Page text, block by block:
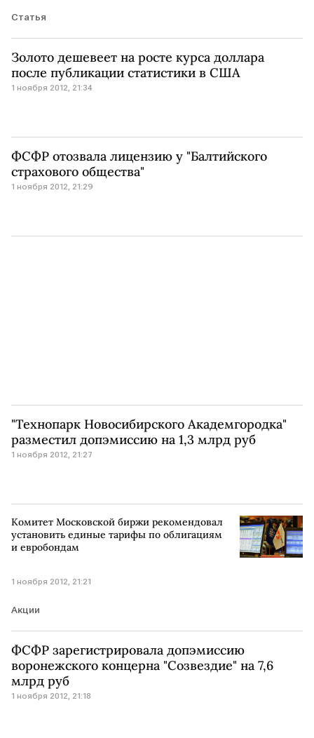
Статья
Золото дешевеет на росте курса доллара
после публикации статистики в США
1 ноября 2012, 21:34
ФСФР отозвала лицензию у "Балтийского
страхового общества"
1 ноября 2012, 21:29
"Технопарк Новосибирского Академгородка"
разместил допэмиссию на 1,3 млрд руб
1 ноября 2012, 21:27
Комитет Московской биржи рекомендовал
установить единые тарифы по облигациям
и евробондам
1 ноября 2012, 21:21
Акции
ФСФР зарегистрировала допэмиссию
воронежского концерна "Созвездие" на 7,6
млрд руб
1 ноября 2012, 21:18